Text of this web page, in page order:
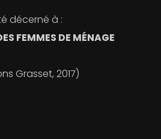
décerné à :
FEMMES DE MÉNAGE
Grasset, 2017)